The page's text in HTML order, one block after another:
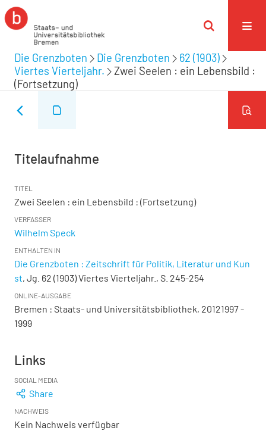
Die Grenzboten Die Grenzboten
62 (1903)
Viertes Vierteljahr.
Zwei Seelen : ein Lebensbild :
(Fortsetzung)
Titelaufnahme
TITEL
Zwei Seelen : ein Lebensbild : (Fortsetzung)
VERFASSER
Wilhelm Speck
ENTHALTEN IN
Die Grenzboten : Zeitschrift für Politik, Literatur und Kun
st, Jg. 62 (1903) Viertes Vierteljahr., S. 245-254
ONLINE-AUSGABE
Bremen : Staats- und Universitätsbibliothek, 20121997 -
1999
Links
SOCIAL MEDIA
Share
NACHWEIS
Kein Nachweis verfügbar